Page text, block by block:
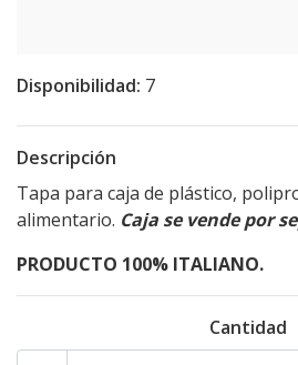
Disponibilidad: 7
Descripción
Tapa para caja de plástico,
alimentario. Caja se vende por
PRODUCTO 100% ITALIANO.
Cantidad